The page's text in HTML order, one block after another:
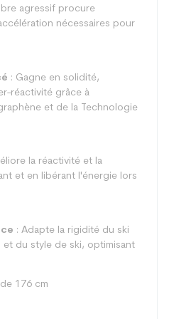
agressif procure
nécessaires pour
: Gagne en solidité,
réactivité grâce à
et de la Technologie
la réactivité et la
et en libérant l'énergie lors
: Adapte la rigidité du ski
du style de ski, optimisant
176 cm